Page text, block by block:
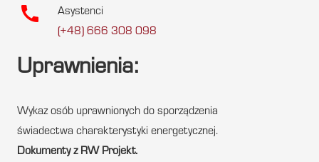
call
Asystenci
(+48) 666 308 098
Uprawnienia:
Wykaz osób uprawnionych do sporządzenia
świadectwa charakterystyki energetycznej.
Dokumenty z RW Projekt.